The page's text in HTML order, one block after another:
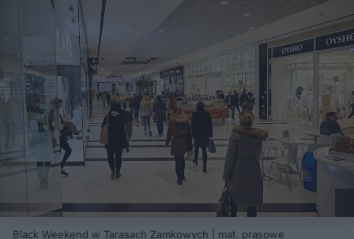
Black Weekend w Tarasach Zamkowych | mat. prasowe